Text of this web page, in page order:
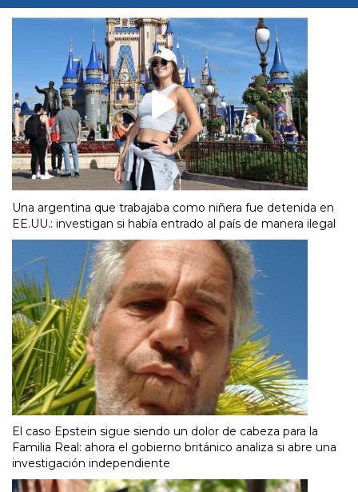
Una argentina que trabajaba como niñera fue detenida en
EE.UU.: investigan si había entrado al país de manera ilegal
El caso Epstein sigue siendo un dolor de cabeza para la
Familia Real: ahora el gobierno británico analiza si abre una
investigación independiente